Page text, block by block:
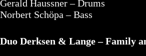
Gerald Haussner – Drums
Norbert Schöpa – Bass
Duo Derksen & Lange – Family